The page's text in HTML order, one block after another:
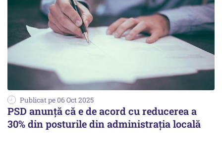
Publicat pe 06 Oct 2025
PSD anunță că e de acord cu reducerea a
30% din posturile din administrația locală